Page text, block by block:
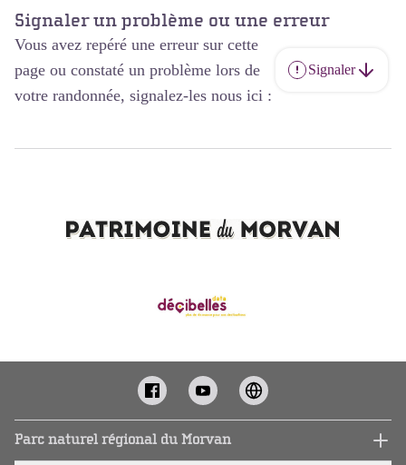
Signaler un problème ou une erreur
Vous avez repéré une erreur sur cette
page ou constaté un problème lors de
votre randonnée, signalez-les nous ici :
Signaler
Parc naturel régional du Morvan